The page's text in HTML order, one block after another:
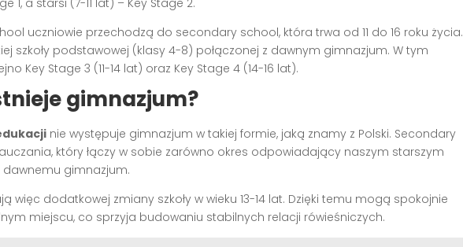
uczniowie przechodzą do secondary school, która trwa od 11 do 16 roku życia.
szkoły podstawowej (klasy 4-8) połączonej z dawnym gimnazjum. W tym
Key Stage 3 (11-14 lat) oraz Key Stage 4 (14-16 lat).
gimnazjum?
nie występuje gimnazjum w takiej formie, jaką znamy z Polski. Secondary
który łączy w sobie zarówno okres odpowiadający naszym starszym
gimnazjum.
więc dodatkowej zmiany szkoły w wieku 13-14 lat. Dzięki temu mogą spokojnie
miejscu, co sprzyja budowaniu stabilnych relacji rówieśniczych.